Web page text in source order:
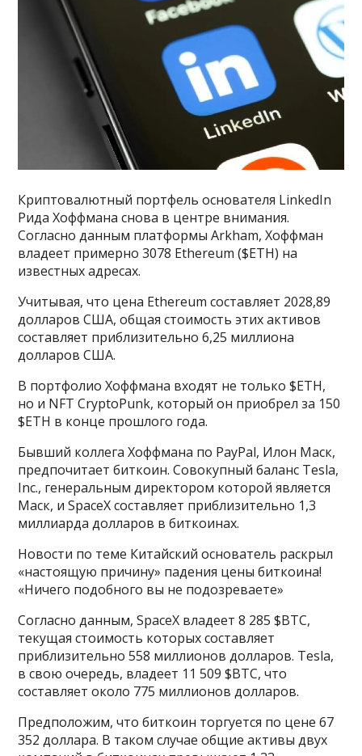
Криптовалютный портфель основателя LinkedIn
Рида Хоффмана снова в центре внимания.
Согласно данным платформы Arkham, Хоффман
владеет примерно 3078 Ethereum ($ETH) на
известных адресах.
Учитывая, что цена Ethereum составляет 2028,89
долларов США, общая стоимость этих активов
составляет приблизительно 6,25 миллиона
долларов США.
В портфолио Хоффмана входят не только $ETH,
но и NFT CryptoPunk, который он приобрел за 150
$ETH в конце прошлого года.
Бывший коллега Хоффмана по PayPal, Илон Маск,
предпочитает биткоин. Совокупный баланс Tesla,
Inc., генеральным директором которой является
Маск, и SpaceX составляет приблизительно 1,3
миллиарда долларов в биткоинах.
Новости по теме Китайский основатель раскрыл
«настоящую причину» падения цены биткоина!
«Ничего подобного вы не подозреваете»
Согласно данным, SpaceX владеет 8 285 $BTC,
текущая стоимость которых составляет
приблизительно 558 миллионов долларов. Tesla,
в свою очередь, владеет 11 509 $BTC, что
составляет около 775 миллионов долларов.
Предположим, что биткоин торгуется по цене 67
352 доллара. В таком случае общие активы двух